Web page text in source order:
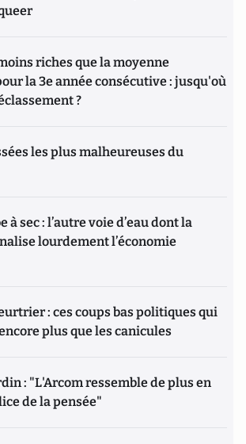
riches que la moyenne
la 3e année consécutive : jusqu'où
?
les plus malheureuses du
à sec : l’autre voie d’eau dont la
lourdement l’économie
: ces coups bas politiques qui
plus que les canicules
: "L'Arcom ressemble de plus en
de la pensée"